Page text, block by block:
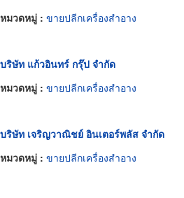
หมวดหมู่ : ขายปลีกเครื่องสำอาง
บริษัท แก้วอินทร์ กรุ๊ป จำกัด
หมวดหมู่ : ขายปลีกเครื่องสำอาง
บริษัท เจริญวาณิชย์ อินเตอร์พลัส จำกัด
หมวดหมู่ : ขายปลีกเครื่องสำอาง